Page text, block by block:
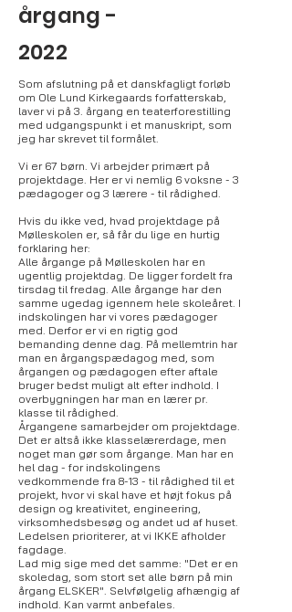
årgang -
2022
Som afslutning på et danskfagligt forløb
om Ole Lund Kirkegaards forfatterskab,
laver vi på 3. årgang en teaterforestilling
med udgangspunkt i et manuskript, som
jeg har skrevet til formålet.
Vi er 67 børn. Vi arbejder primært på
projektdage. Her er vi nemlig 6 voksne - 3
pædagoger og 3 lærere - til rådighed.
Hvis du ikke ved, hvad projektdage på
Mølleskolen er, så får du lige en hurtig
forklaring her:
Alle årgange på Mølleskolen har en
ugentlig projektdag. De ligger fordelt fra
tirsdag til fredag. Alle årgange har den
samme ugedag igennem hele skoleåret. I
indskolingen har vi vores pædagoger
med. Derfor er vi en rigtig god
bemanding denne dag. På mellemtrin har
man en årgangspædagog med, som
årgangen og pædagogen efter aftale
bruger bedst muligt alt efter indhold. I
overbygningen har man en lærer pr.
klasse til rådighed.
Årgangene samarbejder om projektdage.
Det er altså ikke klasselærerdage, men
noget man gør som årgange. Man har en
hel dag - for indskolingens
vedkommende fra 8-13 - til rådighed til et
projekt, hvor vi skal have et højt fokus på
design og kreativitet, engineering,
virksomhedsbesøg og andet ud af huset.
Ledelsen prioriterer, at vi IKKE afholder
fagdage.
Lad mig sige med det samme: "Det er en
skoledag, som stort set alle børn på min
årgang ELSKER". Selvfølgelig afhængig af
indhold. Kan varmt anbefales.